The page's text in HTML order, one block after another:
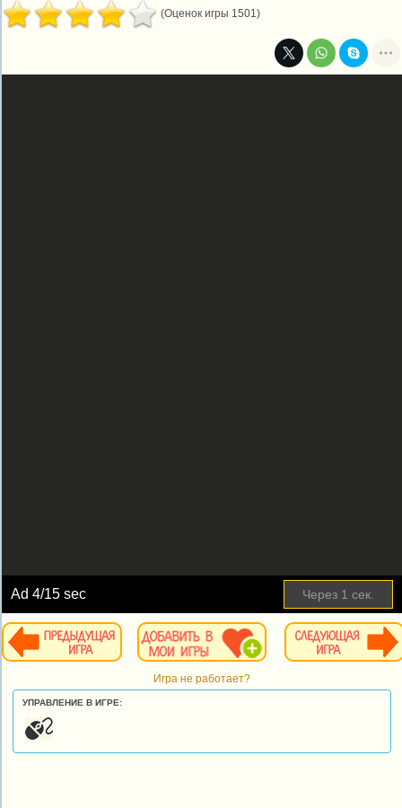
(Оценок игры 1501)
Ad4/15 sec Через 1 сек.
Игра не работает?
УПРАВЛЕНИЕ В ИГРЕ: